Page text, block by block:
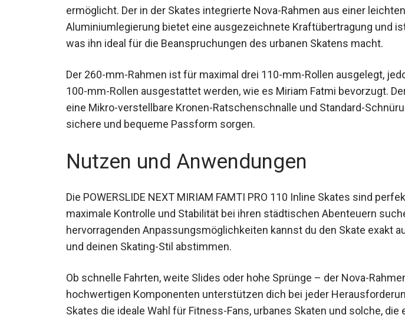
ermöglicht. Der in der Skates integrierte Nova-Rahmen aus einer leichten
Aluminiumlegierung bietet eine ausgezeichnete Kraftübertragung und
was ihn ideal für die Beanspruchungen des urbanen Skatens macht.
Der 260-mm-Rahmen ist für maximal drei 110-mm-Rollen ausgelegt,
mit 100-mm-Rollen ausgestattet werden, wie es Miriam Fatmi
über eine Mikro-verstellbare Kronen-Ratschenschnalle und Standard-
sichere und bequeme Passform sorgen.
Nutzen und Anwendungen
Die POWERSLIDE NEXT MIRIAM FAMTI PRO 110 Inline Skates sind
die maximale Kontrolle und Stabilität bei ihren städtischen Abenteuern
hervorragenden Anpassungsmöglichkeiten kannst du den Skate exakt
Bedürfnisse und deinen Skating-Stil abstimmen.
Ob schnelle Fahrten, weite Slides oder hohe Sprünge – der Nova-
hochwertigen Komponenten unterstützen dich bei jeder
Skates die ideale Wahl für Fitness-Fans, urbanes Skaten und solche, die